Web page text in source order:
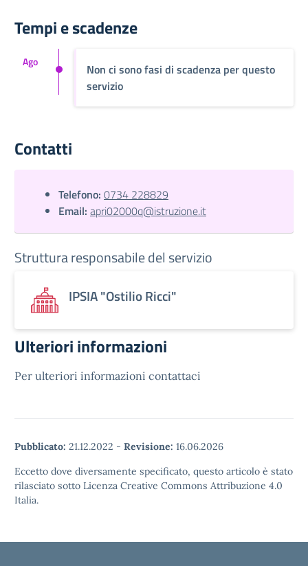
Tempi e scadenze
Non ci sono fasi di scadenza per questo
servizio
Ago
Contatti
Telefono: 0734 228829
Email: apri02000q@istruzione.it
Struttura responsabile del servizio
IPSIA "Ostilio Ricci"
Ulteriori informazioni
Per ulteriori informazioni contattaci
Pubblicato: 21.12.2022 - Revisione: 16.06.2026
Eccetto dove diversamente specificato, questo articolo è stato
rilasciato sotto Licenza Creative Commons Attribuzione 4.0
Italia.